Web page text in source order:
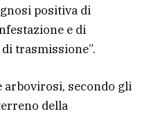
positiva di
e di
trasmissione”.
arbovirosi, secondo gli
della